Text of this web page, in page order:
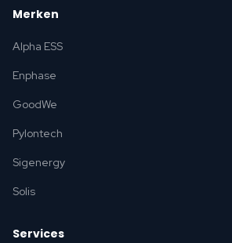
Merken
Alpha ESS
Enphase
GoodWe
Pylontech
Sigenergy
Solis
Services